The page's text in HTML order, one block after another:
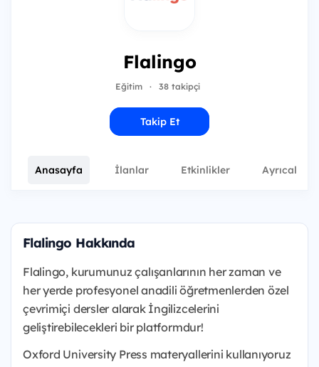
Flalingo
Eğitim · 38 takipçi
Takip Et
Anasayfa İlanlar Etkinlikler
Flalingo Hakkında
Flalingo, kurumunuz çalışanlarının her zaman ve
her yerde profesyonel anadili öğretmenlerden özel
çevrimiçi dersler alarak İngilizcelerini
geliştirebilecekleri bir platformdur!
Oxford University Press materyallerini kullanıyoruz